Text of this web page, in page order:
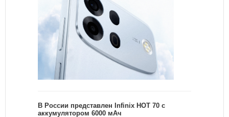
В России представлен Infinix HOT 70 с
аккумулятором 6000 мАч